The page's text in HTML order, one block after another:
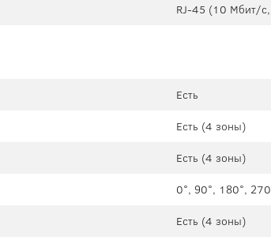
RJ-45 (10 Мбит/
Есть
Есть (4 зоны)
Есть (4 зоны)
0°, 90°, 180°,
Есть (4 зоны)